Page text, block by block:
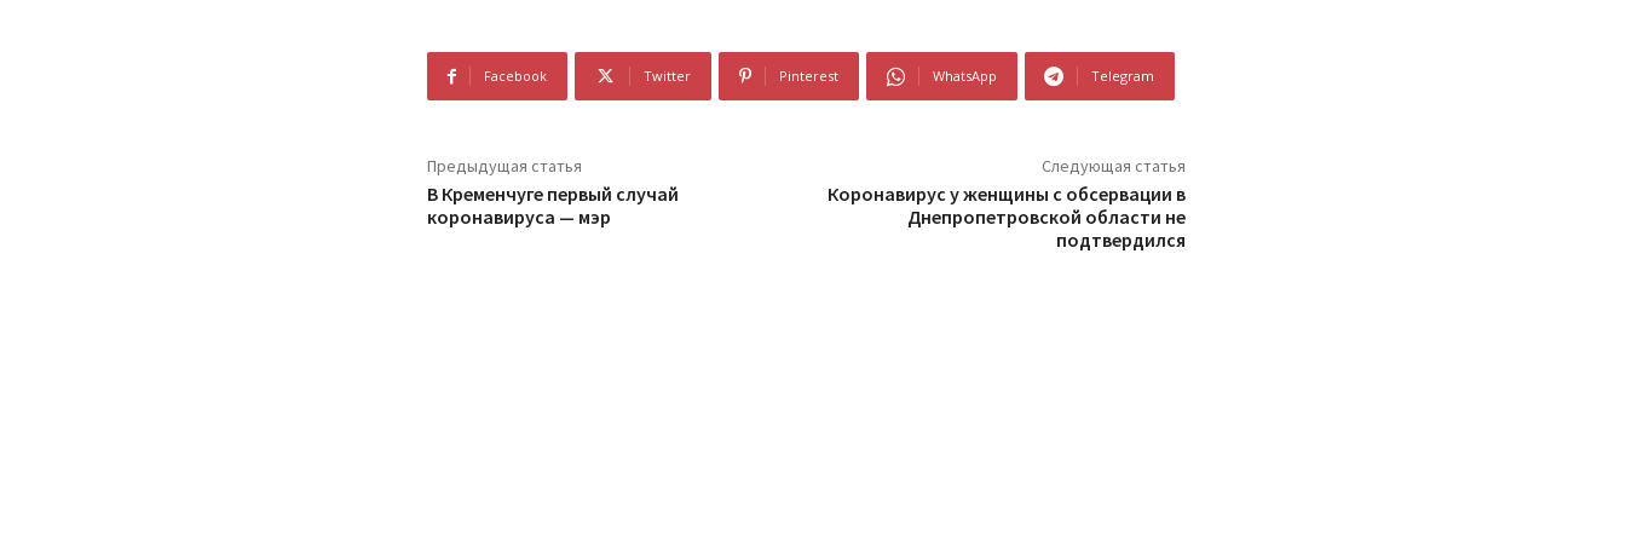
Facebook Twitter Pinterest WhatsApp Telegram
Предыдущая статья
В Кременчуге первый случай
коронавируса — мэр
Следующая статья
Коронавирус у женщины с обсервации в
Днепропетровской области не
подтвердился